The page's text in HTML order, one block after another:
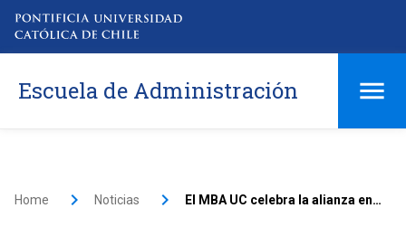
Escuela de Administración
Home Noticias El MBA UC celebra la alianza entre el Grupo Luksic y la Universidad de Tsinghua